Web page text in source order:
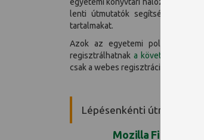
lenti útmutatók segítségével
tartalmakat.
Azok az egyetemi polgárok,
regisztrálhatnak a következő
csak a webes regisztráció
Lépésenkénti útmutató
Mozilla Firefox